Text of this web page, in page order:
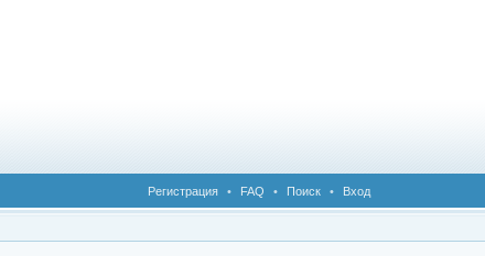
Регистрация • FAQ • Поиск • Вход